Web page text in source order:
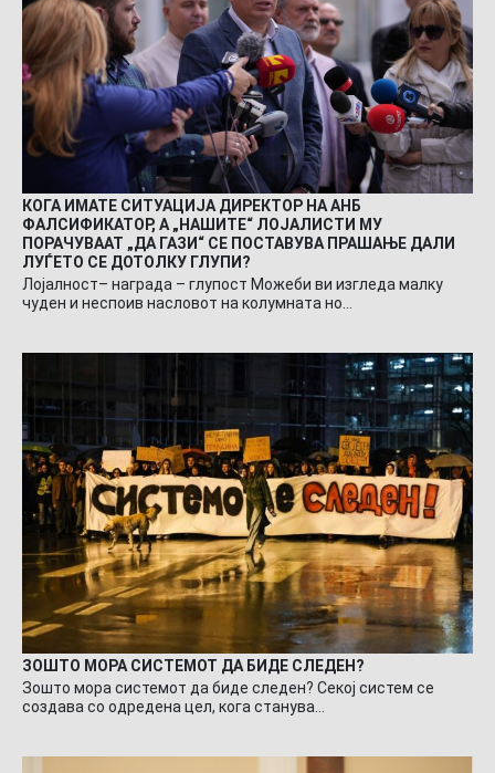
КОГА ИМАТЕ СИТУАЦИЈА ДИРЕКТОР НА АНБ
ФАЛСИФИКАТОР, А „НАШИТЕ“ ЛОЈАЛИСТИ МУ
ПОРАЧУВААТ „ДА ГАЗИ“ СЕ ПОСТАВУВА ПРАШАЊЕ ДАЛИ
ЛУЃЕТО СЕ ДОТОЛКУ ГЛУПИ?
Лојалност– награда – глупост Можеби ви изгледа малку
чуден и неспоив насловот на колумната но…
ЗОШТО МОРА СИСТЕМОТ ДА БИДЕ СЛЕДЕН?
Зошто мора системот да биде следен? Секој систем се
создава со одредена цел, кога станува…